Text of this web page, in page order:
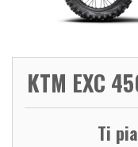
KTM EXC
Ti